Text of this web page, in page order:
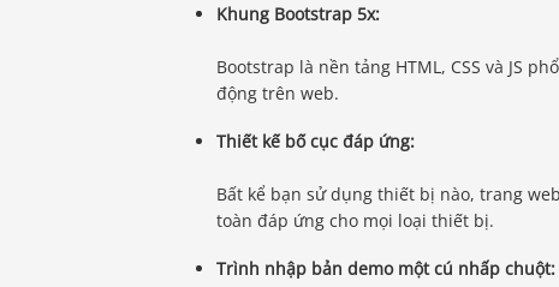
Khung Bootstrap 5x:
Bootstrap là nền tảng HTML, CSS và JS
động trên web.
Thiết kế bố cục đáp ứng:
Bất kể bạn sử dụng thiết bị nào, trang
toàn đáp ứng cho mọi loại thiết bị.
Trình nhập bản demo một cú nhấp chuột: